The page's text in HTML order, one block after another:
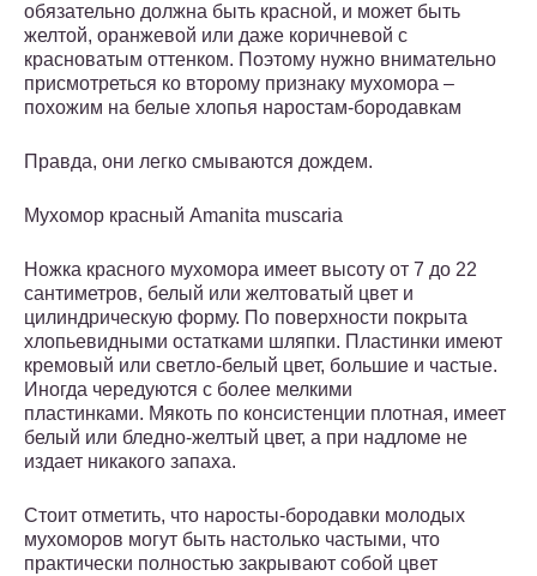
обязательно должна быть красной, и может быть
желтой, оранжевой или даже коричневой с
красноватым оттенком. Поэтому нужно внимательно
присмотреться ко второму признаку мухомора –
похожим на белые хлопья наростам-бородавкам
Правда, они легко смываются дождем.
Мухомор красный Amanita muscaria
Ножка красного мухомора имеет высоту от 7 до 22
сантиметров, белый или желтоватый цвет и
цилиндрическую форму. По поверхности покрыта
хлопьевидными остатками шляпки. Пластинки имеют
кремовый или светло-белый цвет, большие и частые.
Иногда чередуются с более мелкими
пластинками. Мякоть по консистенции плотная, имеет
белый или бледно-желтый цвет, а при надломе не
издает никакого запаха.
Стоит отметить, что наросты-бородавки молодых
мухоморов могут быть настолько частыми, что
практически полностью закрывают собой цвет